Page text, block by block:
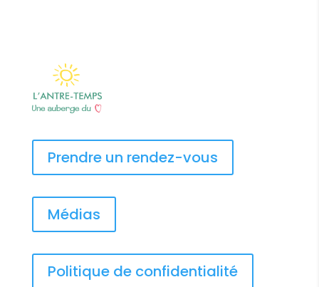
Prendre un rendez-vous
Médias
Politique de confidentialité